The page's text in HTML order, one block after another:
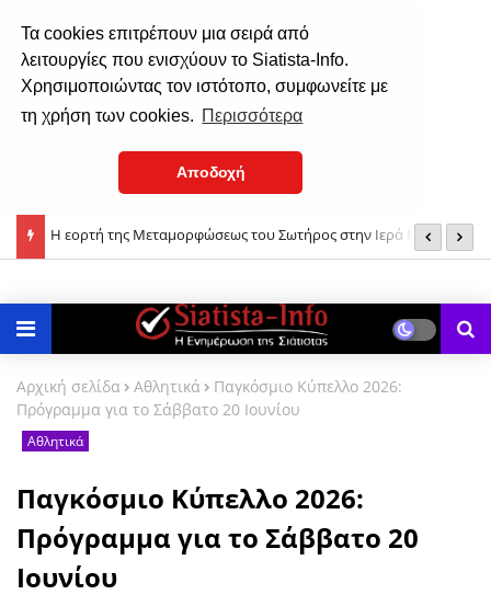
Τα cookies επιτρέπουν μια σειρά από
λειτουργίες που ενισχύουν το Siatista-Info.
Χρησιμοποιώντας τον ιστότοπο, συμφωνείτε με
τη χρήση των cookies. Περισσότερα
Αποδοχή
Μεταμόρφωση του Σωτήρος: Γιατί ευλογούνται τα σταφύλια;
Αρχική σελίδα Αθλητικά
Παγκόσμιο Κύπελλο 2026:
Πρόγραμμα για το Σάββατο 20 Ιουνίου
Αθλητικά
Παγκόσμιο Κύπελλο 2026:
Πρόγραμμα για το Σάββατο 20
Ιουνίου